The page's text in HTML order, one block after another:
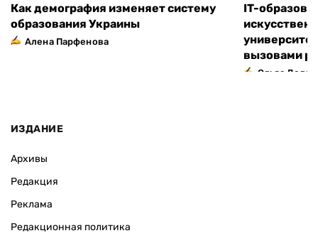
Как демография изменяет систему
образования Украины
Алена Парфенова
IT-
вызовами
Ольга Доля
ИЗДАНИЕ
Архивы
Редакция
Реклама
Редакционная политика